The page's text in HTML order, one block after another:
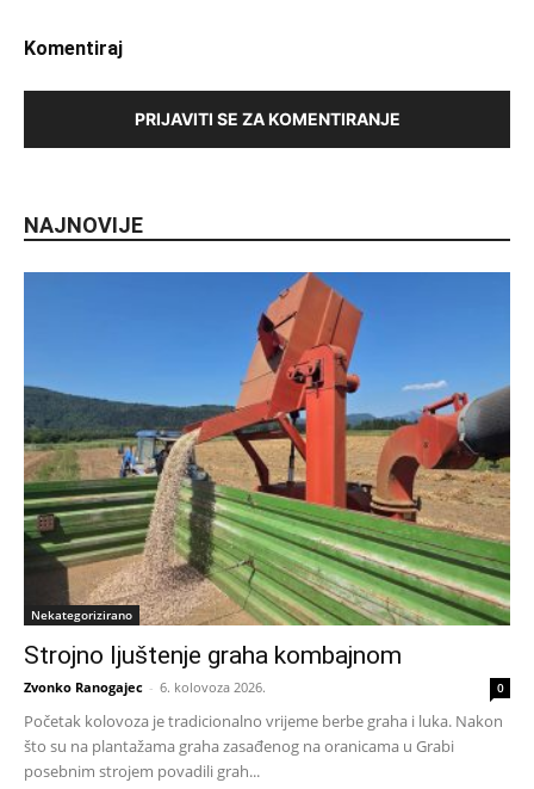
Komentiraj
PRIJAVITI SE ZA KOMENTIRANJE
NAJNOVIJE
Nekategorizirano
Strojno ljuštenje graha kombajnom
Zvonko Ranogajec - 6. kolovoza 2026. 0
Početak kolovoza je tradicionalno vrijeme berbe graha i luka. Nakon
što su na plantažama graha zasađenog na oranicama u Grabi
posebnim strojem povadili grah...